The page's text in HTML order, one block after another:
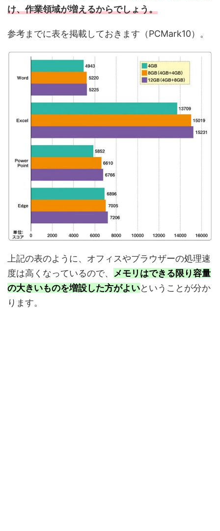
け、作業領域が増えるからでしょう。
参考までに表を掲載しておきます（PCMark10）。
上記の表のように、オフィスやブラウザーの処理速
度は高くなっているので、
メモリはできる限り容量
の大きいものを増設した方がよいということが分か
ります。